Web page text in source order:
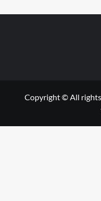
Copyright © All